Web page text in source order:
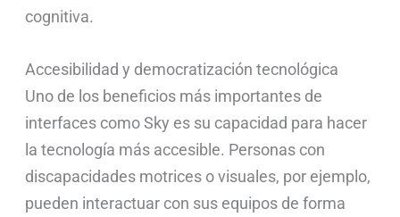
cognitiva.
Accesibilidad y democratización tecnológica
Uno de los beneficios más importantes de
interfaces como Sky es su capacidad para hacer
la tecnología más accesible. Personas con
discapacidades motrices o visuales, por ejemplo,
pueden interactuar con sus equipos de forma